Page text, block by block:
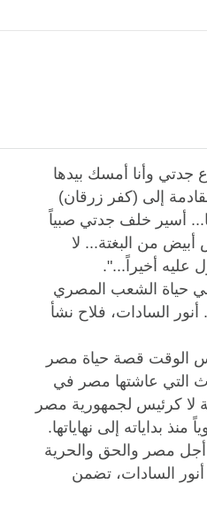
جدتي وأنا أمسك بيدها
إلى (كفر زرقان)
أسير خلف جدتي صبياً
من البغتة... لا
عليه أخيراً...".
حياة الشعب المصري
السادات، فلاح نشأ
الوقت قصة حياة مصر
التي عاشتها مصر في
لا كرئيس لجمهورية مصر
بداياته إلى نهاياتها.
مصر والحق والحرية
السادات، تضمن